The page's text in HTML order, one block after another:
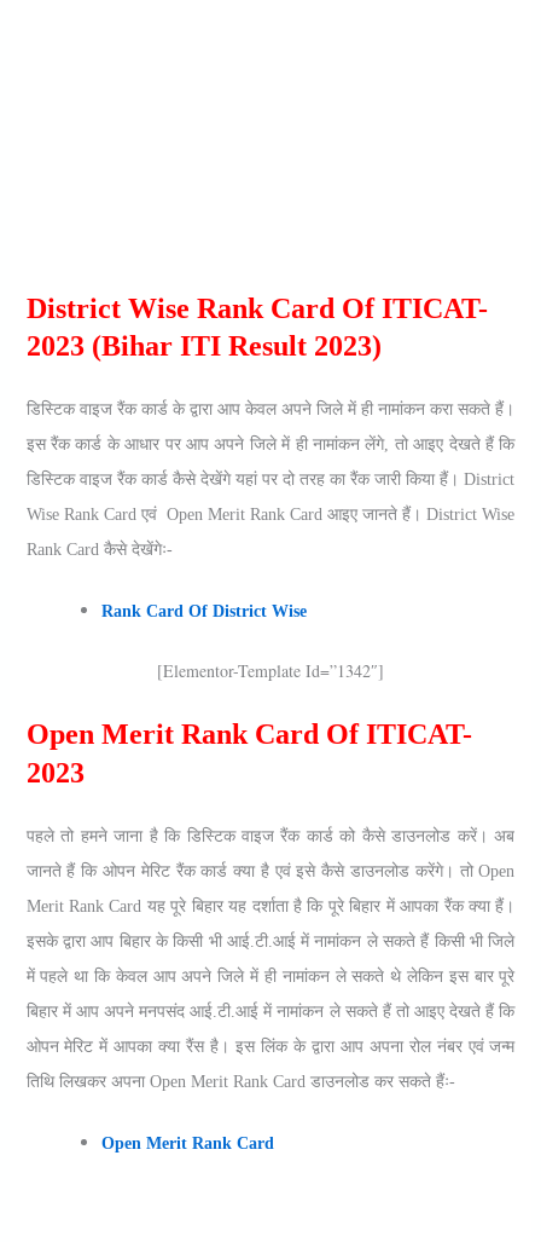
District Wise Rank Card Of ITICAT-
2023 (Bihar ITI Result 2023)
डिस्टिक वाइज रैंक कार्ड के द्वारा आप केवल अपने जिले में ही नामांकन करा सकते हैं।
इस रैंक कार्ड के आधार पर आप अपने जिले में ही नामांकन लेंगे, तो आइए देखते हैं कि
डिस्टिक वाइज रैंक कार्ड कैसे देखेंगे यहां पर दो तरह का रैंक जारी किया हैं। District
Wise Rank Card एवं Open Merit Rank Card आइए जानते हैं। District Wise
Rank Card कैसे देखेंगेः-
Rank Card Of District Wise
[elementor-Template Id=”1342″]
Open Merit Rank Card Of ITICAT-
2023
पहले तो हमने जाना है कि डिस्टिक वाइज रैंक कार्ड को कैसे डाउनलोड करें। अब
जानते हैं कि ओपन मेरिट रैंक कार्ड क्या है एवं इसे कैसे डाउनलोड करेंगे। तो Open
Merit Rank Card यह पूरे बिहार यह दर्शाता है कि पूरे बिहार में आपका रैंक क्या हैं।
इसके द्वारा आप बिहार के किसी भी आई.टी.आई में नामांकन ले सकते हैं किसी भी जिले
में पहले था कि केवल आप अपने जिले में ही नामांकन ले सकते थे लेकिन इस बार पूरे
बिहार में आप अपने मनपसंद आई.टी.आई में नामांकन ले सकते हैं तो आइए देखते हैं कि
ओपन मेरिट में आपका क्या रैंस है। इस लिंक के द्वारा आप अपना रोल नंबर एवं जन्म
तिथि लिखकर अपना Open Merit Rank Card डाउनलोड कर सकते हैंः-
Open Merit Rank Card